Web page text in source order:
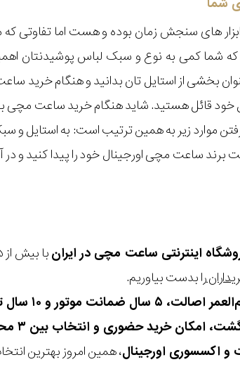
ابزار های سنجش زمان بوده و هست اما
شما کمی به نوع و سبک لباس پوشیدنتان
بخشی از استایل تان بدانید و هنگام خرید
قائل هستید. شاید هنگام خرید ساعت مچی با
گرفتن موارد زیر به همین ترتیب است: به
برند ساعت مچی اورجینال خود را پیدا کنید
اینترنتی ساعت مچی در ایران
را بدست بیاوریم.
موتور و ۱۰ سال تعویض رایگان باتری
، همین امروز بهترین